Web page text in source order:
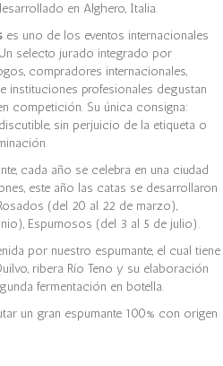
en Alghero, Italia.
es uno de los eventos internacionales
selecto jurado integrado por
compradores internacionales,
instituciones profesionales degustan
competición. Su única consigna:
sin perjuicio de la etiqueta o
cada año se celebra en una ciudad
este año las catas se desarrollaron
(del 20 al 22 de marzo),
Espumosos (del 3 al 5 de julio).
por nuestro espumante, el cual tiene
ribera Río Teno y su elaboración
fermentación en botella.
un gran espumante 100% con origen